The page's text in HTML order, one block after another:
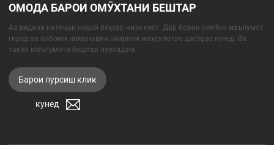
ОМОДА БАРОИ ОМӮХТАНИ БЕШТАР
Аз дидани натиҷаи ниҳоӣ беҳтар чизе нест. Дар бораи newfun маълумот
гиред ва албоми намунавии охирини маҳсулотро дастрас кунед. Ва
танҳо маълумоти бештар пурсидам.
Барои пурсиш клик
кунед